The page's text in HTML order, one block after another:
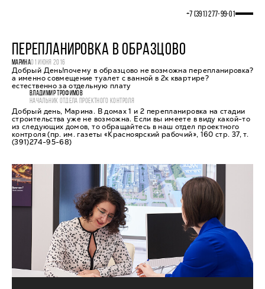
+7 (391) 277‒99‒01
ПЕРЕПЛАНИРОВКА В ОБРАЗЦОВО
МАРИНА01 ИЮНЯ 2016
Добрый День!почему в образцово не возможна перепланировка?
а именно совмещение туалет с ванной в 2к квартире?
естественно за отдельную плату
ВЛАДИМИР ТРОФИМОВ
НАЧАЛЬНИК ОТДЕЛА ПРОЕКТНОГО КОНТРОЛЯ
Добрый день, Марина. В домах 1 и 2 перепланировка на стадии
строительства уже не возможна. Если вы имеете в виду какой-то
из следующих домов, то обращайтесь в наш отдел проектного
контроля (пр. им. газеты «Красноярский рабочий», 160 стр. 37, т.
(391)274-95-68)